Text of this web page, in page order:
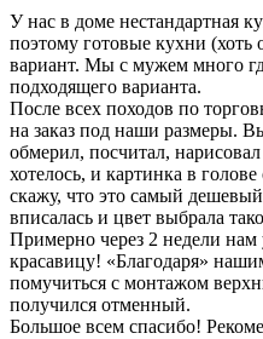
У нас в доме нестандартная
поэтому готовые кухни
вариант. Мы с мужем много
подходящего варианта.
После всех походов по
на заказ под наши размеры.
обмерил, посчитал,
хотелось, и картинка в
скажу, что это самый
вписалась и цвет выбрала
Примерно через 2 недели
красавицу! «Благодаря»
помучиться с монтажом
получился отменный.
Большое всем спасибо!